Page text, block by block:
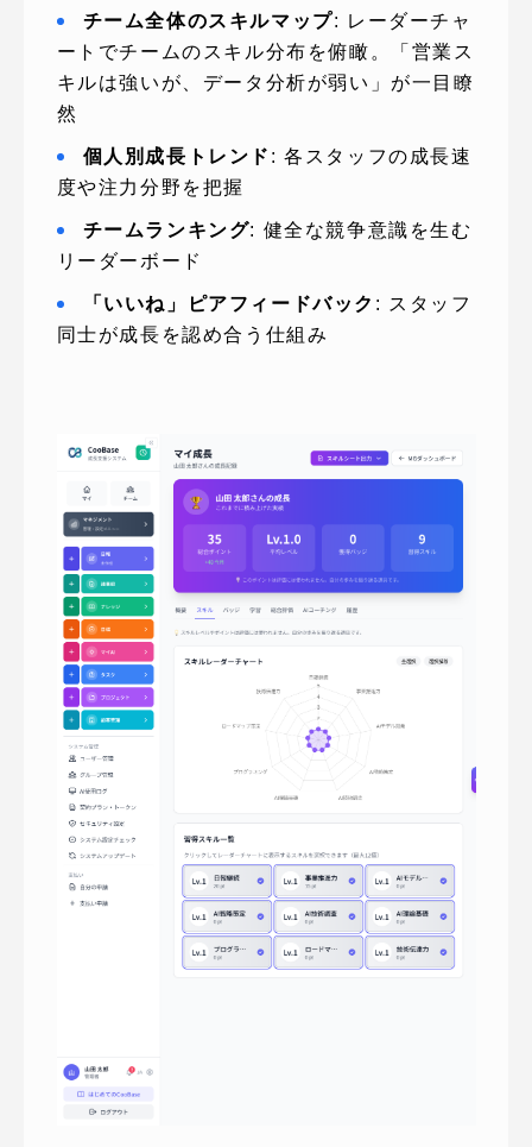
チーム全体のスキルマップ: レーダーチャ
ートでチームのスキル分布を俯瞰。「営業ス
キルは強いが、データ分析が弱い」が一目瞭
然
個人別成長トレンド : 各スタッフの成長速
度や注力分野を把握
チームランキング: 健全な競争意識を生む
リーダーボード
「いいね」ピアフィードバック : スタッフ
同士が成長を認め合う仕組み